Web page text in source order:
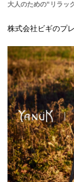
大人のための“リラッ
株式会社ビギのプ